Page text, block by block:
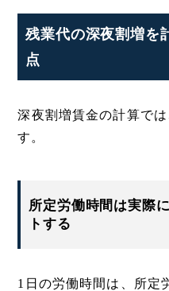
残業代の深夜割増を
点
深夜割増賃金の計算で
す。
所定労働時間は実際
トする
1日の労働時間は、所定